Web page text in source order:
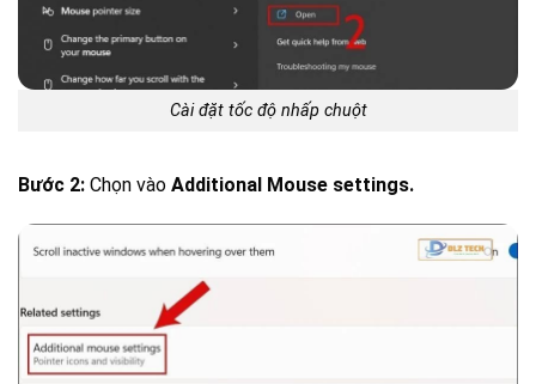
Cài đặt tốc độ nhấp chuột
Bước 2: Chọn vào Additional Mouse settings.